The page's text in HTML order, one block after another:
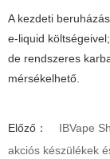
A kezdeti
e-liquid
de rendszeres
mérsékelhető.
Előző：
IBVape
akciós készülékek